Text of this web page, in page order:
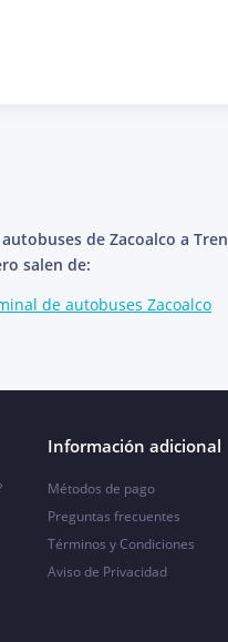
de Zacoalco a Tren
salen de:
de autobuses Zacoalco
Información adicional
Métodos de pago
Preguntas frecuentes
Términos y Condiciones
Aviso de Privacidad